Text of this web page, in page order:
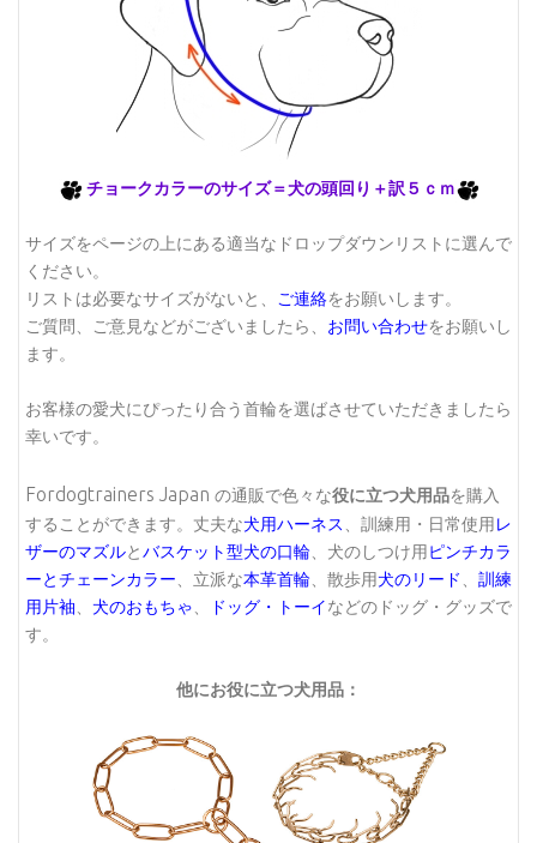
チョークカラーのサイズ＝犬の頭回り＋訳５ｃｍ
サイズをページの上にある適当なドロップダウンリストに選んで
ください。
リストは必要なサイズがないと、 ご連絡をお願いします。
ご質問、ご意見などがございましたら、 お問い合わせをお願いし
ます。
お客様の愛犬にぴったり合う首輪を選ばさせていただきましたら
幸いです。
Fordogtrainers Japan の通販で色々な役に立つ犬用品を購入
することができます。丈夫な犬用ハーネス 、訓練用・日常使用 レ
ザーのマズルとバスケット型犬の口輪、犬のしつけ用 ピンチカラ
ーとチェーンカラー、立派な本革首輪、散歩用犬のリード 、 訓練
用片袖、 犬のおもちゃ、 ドッグ・トーイなどのドッグ・グッズで
す。
他にお役に立つ犬用品：